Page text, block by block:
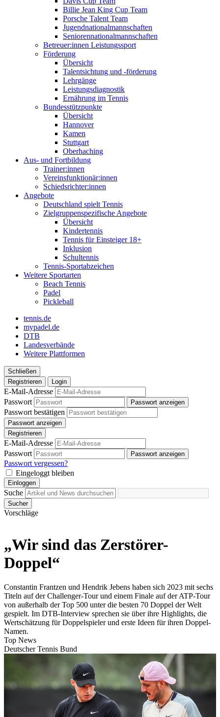
Billie Jean King Cup Team
Porsche Talent Team
Jugendnationalmannschaften
Seniorennationalmannschaften
Betreuer:innen Leistungssport
Förderung
Übersicht
Talentsichtung und -förderung
Lehrgänge
Leistungsdiagnostik
Ernährung im Tennis
Bundesstützpunkte
Übersicht
Hannover
Kamen
Stuttgart
Oberhaching
Aus- und Fortbildung
Trainer:innen
Vereinsfunktionär:innen
Schiedsrichter:innen
Angebote
Deutschland spielt Tennis
Zielgruppenspezifische Angebote
Übersicht
Kindertennis
Tennis für Einsteiger 18+
Inklusion
Schultennis
Tennis-Sportabzeichen
Weitere Sportarten
Beach Tennis
Padel
Pickleball
tennis.de
mypadel.de
DTB
Landesverbände
Weitere Plattformen
Schließen
Registrieren
Login
E-Mail-Adresse
Passwort
Passwort anzeigen
Passwort bestätigen
Passwort anzeigen
Registrieren
E-Mail-Adresse
Passwort
Passwort anzeigen
Passwort vergessen?
Eingeloggt bleiben
Einloggen
Suche
Sucher
Vorschläge
„Wir sind das Zerstörer-
Doppel“
Constantin Frantzen und Hendrik Jebens haben sich 2023 mit sechs
Titeln auf der Challenger-Tour und einem Finale auf der ATP-Tour
von außerhalb der Top 500 unter die besten 70 Doppel der Welt
gespielt. Im DTB-Interview sprechen sie über ihre Highlights, die
Wertschätzung für Doppelspieler und erste Ideen für ihren Doppel-
Namen.
Top News
Deutscher Tennis Bund